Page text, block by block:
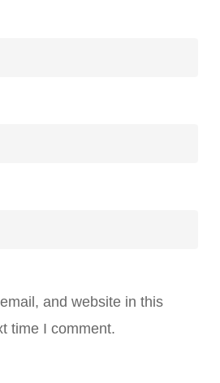
and website in this
time I comment.